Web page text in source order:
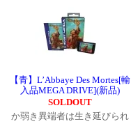
【青】L’Abbaye Des Mortes[輸
入品MEGA DRIVE](新品)
SOLDOUT
か弱き異端者は生き延びられ